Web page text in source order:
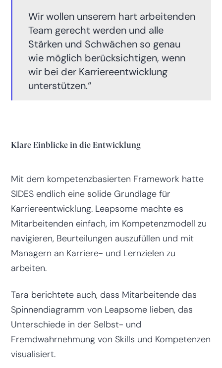
Wir wollen unserem hart arbeitenden
Team gerecht werden und alle
Stärken und Schwächen so genau
wie möglich berücksichtigen, wenn
wir bei der Karriereentwicklung
unterstützen.“
Klare Einblicke in die Entwicklung
Mit dem kompetenzbasierten Framework hatte
SIDES endlich eine solide Grundlage für
Karriereentwicklung. Leapsome machte es
Mitarbeitenden einfach, im Kompetenzmodell zu
navigieren, Beurteilungen auszufüllen und mit
Managern an Karriere- und Lernzielen zu
arbeiten.
Tara berichtete auch, dass Mitarbeitende das
Spinnendiagramm von Leapsome lieben, das
Unterschiede in der Selbst- und
Fremdwahrnehmung von Skills und Kompetenzen
visualisiert.